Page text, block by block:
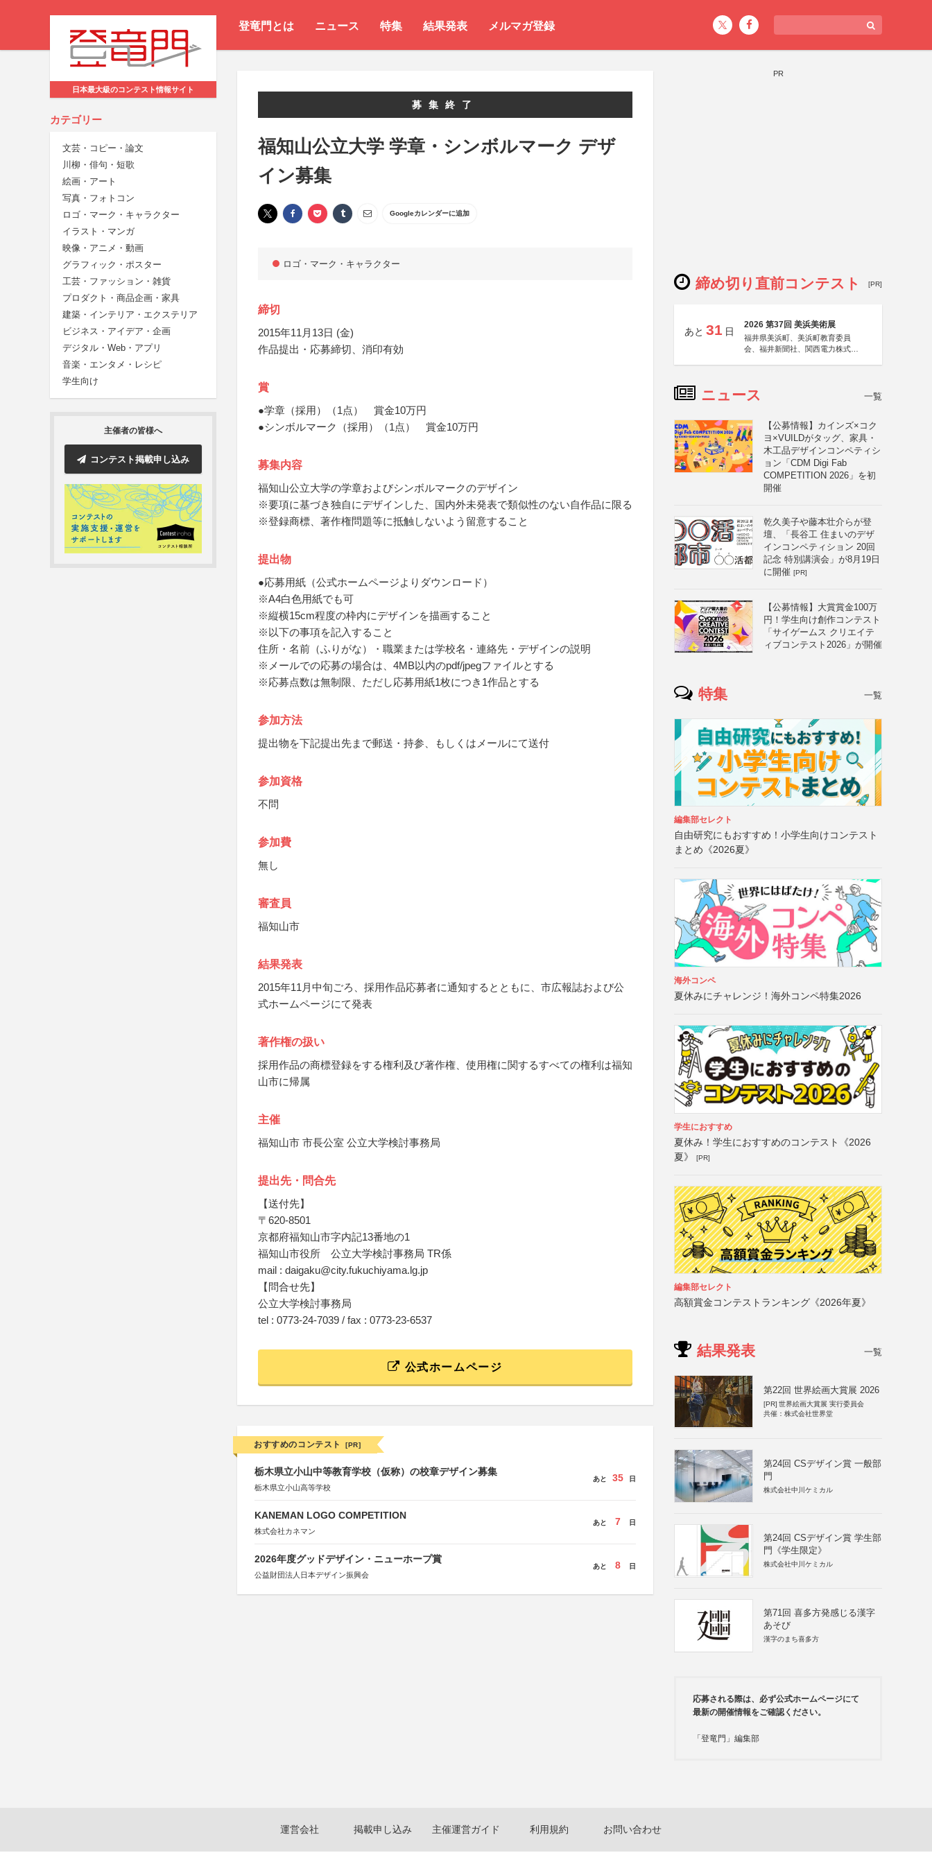
登竜門とは ニュース 特集 結果発表 メルマガ登録
日本最大級のコンテスト情報サイト
カテゴリー
文芸・コピー・論文
川柳・俳句・短歌
絵画・アート
写真・フォトコン
ロゴ・マーク・キャラクター
イラスト・マンガ
映像・アニメ・動画
グラフィック・ポスター
工芸・ファッション・雑貨
プロダクト・商品企画・家具
建築・インテリア・エクステリア
ビジネス・アイデア・企画
デジタル・Web・アプリ
音楽・エンタメ・レシピ
学生向け
主催者の皆様へ
コンテスト掲載申し込み
募集終了
福知山公立大学 学章・シンボルマーク デザ
イン募集
Googleカレンダーに追加
ロゴ・マーク・キャラクター
締切
2015年11月13日 (金)
作品提出・応募締切、消印有効
賞
●学章（採用）（1点） 賞金10万円
●シンボルマーク（採用）（1点） 賞金10万円
募集内容
福知山公立大学の学章およびシンボルマークのデザイン
※要項に基づき独自にデザインした、国内外未発表で類似性のない自作品に限る
※登録商標、著作権問題等に抵触しないよう留意すること
提出物
●応募用紙（公式ホームページよりダウンロード）
※A4白色用紙でも可
※縦横15cm程度の枠内にデザインを描画すること
※以下の事項を記入すること
住所・名前（ふりがな）・職業または学校名・連絡先・デザインの説明
※メールでの応募の場合は、4MB以内のpdf/jpegファイルとする
※応募点数は無制限、ただし応募用紙1枚につき1作品とする
参加方法
提出物を下記提出先まで郵送・持参、もしくはメールにて送付
参加資格
不問
参加費
無し
審査員
福知山市
結果発表
2015年11月中旬ごろ、採用作品応募者に通知するとともに、市広報誌および公
式ホームページにて発表
著作権の扱い
採用作品の商標登録をする権利及び著作権、使用権に関するすべての権利は福知
山市に帰属
主催
福知山市 市長公室 公立大学検討事務局
提出先・問合先
【送付先】
〒620-8501
京都府福知山市字内記13番地の1
福知山市役所 公立大学検討事務局 TR係
mail : daigaku@city.fukuchiyama.lg.jp
【問合せ先】
公立大学検討事務局
tel : 0773-24-7039 / fax : 0773-23-6537
公式ホームページ
おすすめのコンテスト [PR]
栃木県立小山中等教育学校（仮称）の校章デザイン募集
栃木県立小山高等学校
あと 35 日
KANEMAN LOGO COMPETITION
株式会社カネマン
あと 7 日
2026年度グッドデザイン・ニューホープ賞
公益財団法人日本デザイン振興会
あと 8 日
PR
締め切り直前コンテスト [PR]
あと 31 日
2026 第37回 美浜美術展
福井県美浜町、美浜町教育委員
会、福井新聞社、関西電力株式会
ニュース 一覧
【公募情報】カインズ×コク
ヨ×VUILDがタッグ、家具・
木工品デザインコンペティシ
ョン「CDM Digi Fab
COMPETITION 2026」を初
開催
乾久美子や藤本壮介らが登
壇、「長谷工 住まいのデザ
インコンペティション 20回
記念 特別講演会」が8月19日
に開催 [PR]
【公募情報】大賞賞金100万
円！学生向け創作コンテスト
「サイゲームス クリエイテ
ィブコンテスト2026」が開催
特集 一覧
編集部セレクト
自由研究にもおすすめ！小学生向けコンテスト
まとめ《2026夏》
海外コンペ
夏休みにチャレンジ！海外コンペ特集2026
学生におすすめ
夏休み！学生におすすめのコンテスト《2026
夏》
[PR]
編集部セレクト
高額賞金コンテストランキング《2026年夏》
結果発表 一覧
第22回 世界絵画大賞展 2026
[PR] 世界絵画大賞展 実行委員会
共催：株式会社世界堂
第24回 CSデザイン賞 一般部
門
株式会社中川ケミカル
第24回 CSデザイン賞 学生部
門《学生限定》
株式会社中川ケミカル
第71回 喜多方発感じる漢字
あそび
漢字のまち喜多方
応募される際は、必ず公式ホームページにて
最新の開催情報をご確認ください。
「登竜門」編集部
運営会社 掲載申し込み 主催運営ガイド 利用規約 お問い合わせ